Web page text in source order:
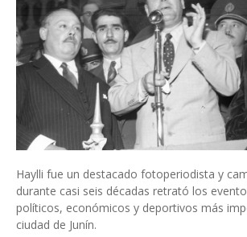
Haylli fue un destacado fotoperiodista y
durante casi seis décadas retrató los
políticos, económicos y deportivos más
ciudad de Junín.